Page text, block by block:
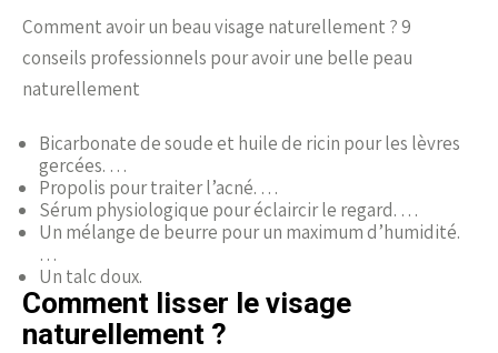
Comment avoir un beau visage naturellement ? 9
conseils professionnels pour avoir une belle peau
naturellement
Bicarbonate de soude et huile de ricin pour les lèvres
gercées. …
Propolis pour traiter l’acné. …
Sérum physiologique pour éclaircir le regard. …
Un mélange de beurre pour un maximum d’humidité.
…
Un talc doux.
Comment lisser le visage
naturellement ?